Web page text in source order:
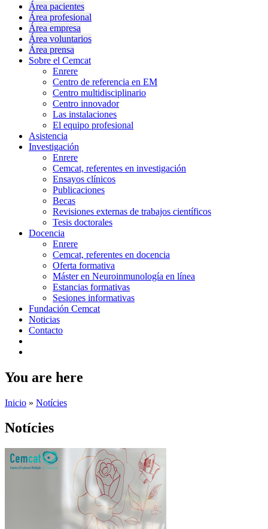
Área pacientes
Área profesional
Área empresa
Área voluntarios
Área prensa
Sobre el Cemcat
Enrere
Centro de referencia en EM
Centro multidisciplinario
Centro innovador
Las instalaciones
El equipo profesional
Asistencia
Investigación
Enrere
Cemcat, referentes en investigación
Ensayos clínicos
Publicaciones
Becas
Revisiones externas de trabajos científicos
Tesis doctorales
Docencia
Enrere
Cemcat, referentes en docencia
Oferta formativa
Máster en Neuroinmunología en línea
Estancias formativas
Sesiones informativas
Fundación Cemcat
Noticias
Contacto
You are here
Inicio » Notícies
Notícies